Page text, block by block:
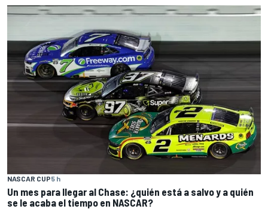
NASCAR CUP5 h
Un mes para llegar al Chase: ¿quién está a salvo y a quién
se le acaba el tiempo en NASCAR?